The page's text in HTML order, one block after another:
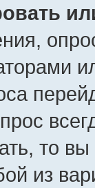
то
из